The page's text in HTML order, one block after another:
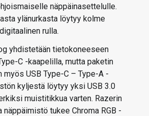
näppäinasettelulle.
ylänurkasta löytyy kolme
rulla.
yhdistetään tietokoneeseen
C -kaapelilla, mutta paketin
myös USB Type-C – Type-A -
kyljestä löytyy yksi USB 3.0
muistitikkua varten. Razerin
tukee Chroma RGB -